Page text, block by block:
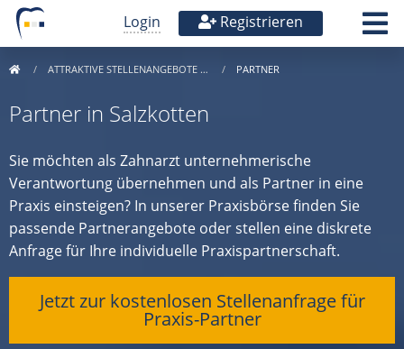
Login Registrieren
ATTRAKTIVE STELLENANGEBOTE … PARTNER
Partner in Salzkotten
Sie möchten als Zahnarzt unternehmerische
Verantwortung übernehmen und als Partner in eine
Praxis einsteigen? In unserer Praxisbörse finden Sie
passende Partnerangebote oder stellen eine diskrete
Anfrage für Ihre individuelle Praxispartnerschaft.
Jetzt zur kostenlosen Stellenanfrage für
Praxis-Partner